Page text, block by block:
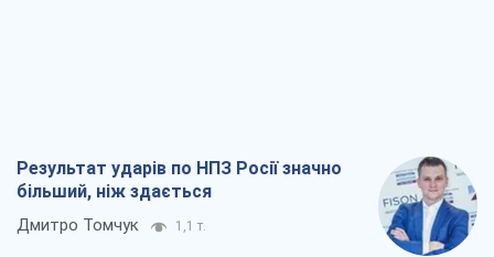
Результат ударів по НПЗ Росії значно
більший, ніж здається
Дмитро Томчук 1,1 т.